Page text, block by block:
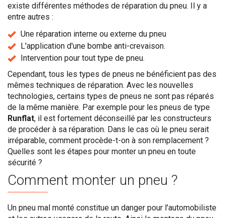
existe différentes méthodes de réparation du pneu. Il y a
entre autres :
Une réparation interne ou externe du pneu
L'application d'une bombe anti-crevaison.
Intervention pour tout type de pneu.
Cependant, tous les types de pneus ne bénéficient pas des
mêmes techniques de réparation. Avec les nouvelles
technologies, certains types de pneus ne sont pas réparés
de la même manière. Par exemple pour les pneus de type
Runflat, il est fortement déconseillé par les constructeurs
de procéder à sa réparation. Dans le cas où le pneu serait
irréparable, comment procède-t-on à son remplacement ?
Quelles sont les étapes pour monter un pneu en toute
sécurité ?
Comment monter un pneu ?
Un pneu mal monté constitue un danger pour l'automobiliste